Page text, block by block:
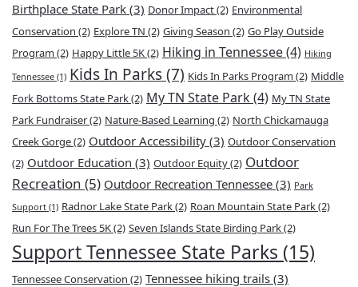
Birthplace State Park (3) Donor Impact(2) Environmental
Conservation (2) Explore TN (2) Giving Season (2) Go Play Outside
Program (2) Happy Little 5K(2) Hiking in Tennessee(4) Hiking
Tennessee (1) Kids In Parks(7) Kids In Parks Program (2) Middle
Fork Bottoms State Park(2) My TN State Park(4) My TN State
Park Fundraiser(2) Nature-Based Learning (2) North Chickamauga
Creek Gorge(2) Outdoor Accessibility (3) Outdoor Conservation
(2) Outdoor Education (3) Outdoor Equity(2) Outdoor
Recreation (5) Outdoor Recreation Tennessee (3) Park
Support (1) Radnor Lake State Park(2) Roan Mountain State Park(2)
Run For The Trees 5K(2) Seven Islands State Birding Park(2)
Support Tennessee State Parks (15)
Tennessee Conservation (2) Tennessee hiking trails (3)